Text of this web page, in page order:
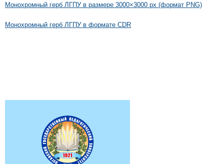
Монохромный герб ЛГПУ в размере 3000×3000 px (формат PNG)
Монохромный герб ЛГПУ в формате CDR